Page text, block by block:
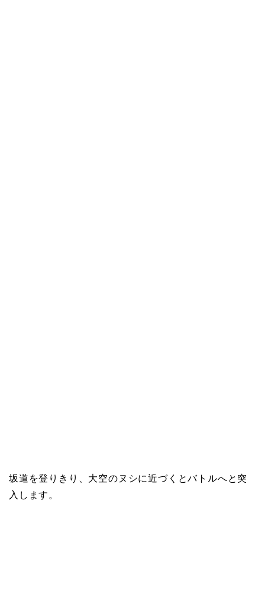
坂道を登りきり、大空のヌシに近づくとバトルへと突
入します。